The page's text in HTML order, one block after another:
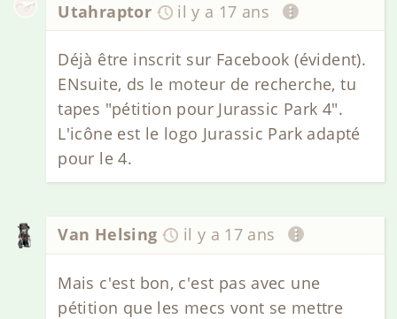
Utahraptor il y a 17 ans
Déjà être inscrit sur Facebook (évident).
ENsuite, ds le moteur de recherche, tu
tapes "pétition pour Jurassic Park 4".
L'icône est le logo Jurassic Park adapté
pour le 4.
Van Helsing il y a 17 ans
Mais c'est bon, c'est pas avec une
pétition que les mecs vont se mettre